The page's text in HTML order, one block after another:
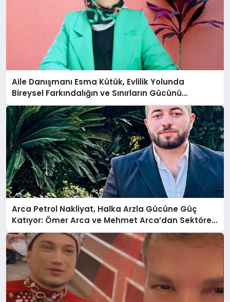
Aile Danışmanı Esma Kütük, Evlilik Yolunda
Bireysel Farkındalığın ve Sınırların Gücünü
Anlatıyor
Arca Petrol Nakliyat, Halka Arzla Gücüne Güç
Katıyor: Ömer Arca ve Mehmet Arca’dan Sektöre
Güçlü Yatırım